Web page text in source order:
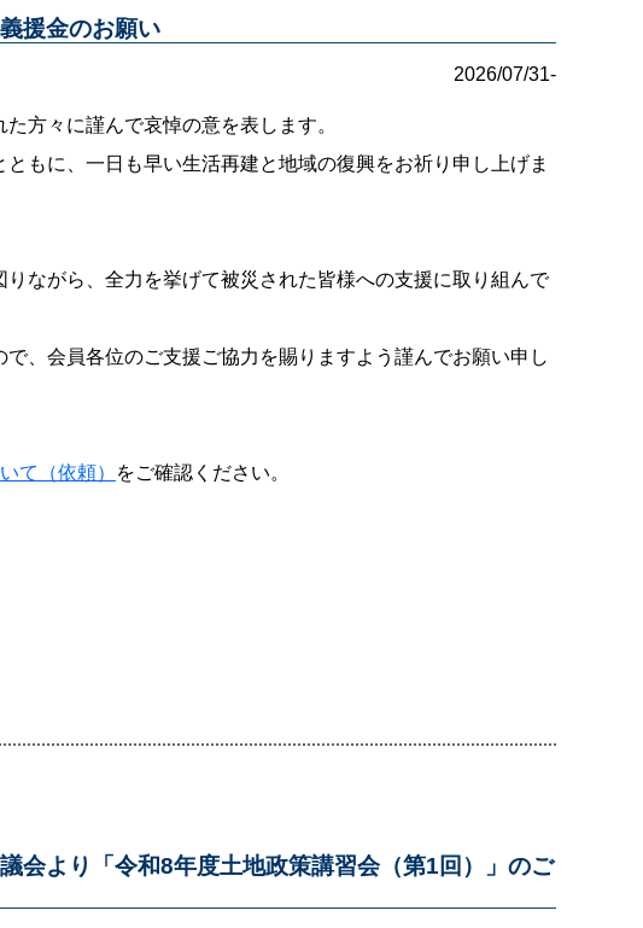
援金のお願い
2026/07/31-
方々に謹んで哀悼の意を表します。
もに、一日も早い生活再建と地域の復興をお祈り申し上げま
ながら、全力を挙げて被災された皆様への支援に取り組んで
、会員各位のご支援ご協力を賜りますよう謹んでお願い申し
て（依頼） をご確認ください。
会より「令和8年度土地政策講習会（第1回）」のご